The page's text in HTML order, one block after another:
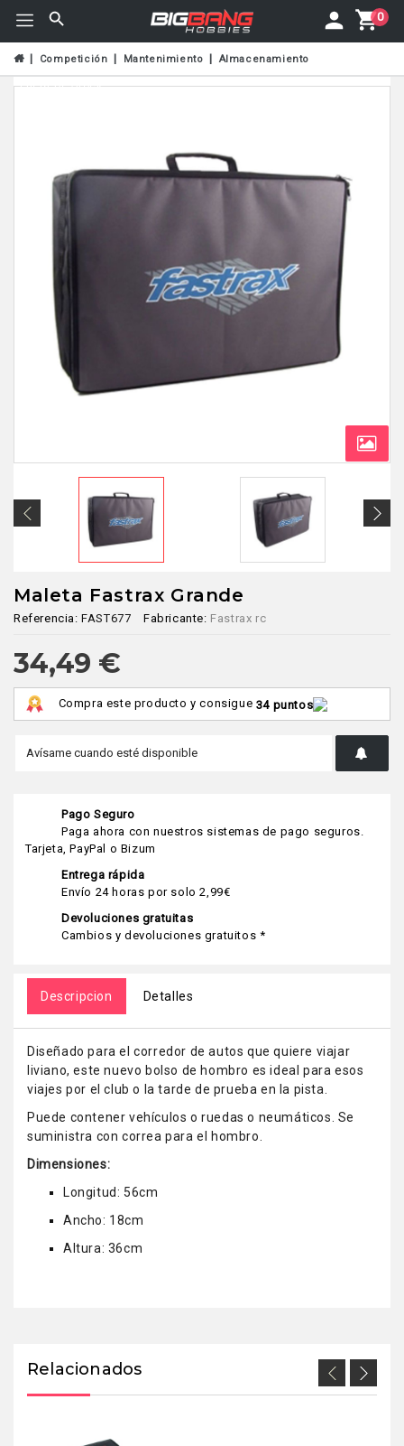
0
Competición Mantenimiento Almacenamiento
Fuera De Stock
Maleta Fastrax Grande
Referencia: FAST677 Fabricante: Fastrax rc
34,49 €
Compra este producto y consigue 34 puntos
Pago Seguro
Paga ahora con nuestros sistemas de pago seguros.
Tarjeta, PayPal o Bizum
Entrega rápida
Envío 24 horas por solo 2,99€
Devoluciones gratuitas
Cambios y devoluciones gratuitos *
Descripcion Detalles
Diseñado para el corredor de autos que quiere viajar
liviano, este nuevo bolso de hombro es ideal para esos
viajes por el club o la tarde de prueba en la pista.
Puede contener vehículos o ruedas o neumáticos. Se
suministra con correa para el hombro.
Dimensiones:
Longitud: 56cm
Ancho: 18cm
Altura: 36cm
Relacionados